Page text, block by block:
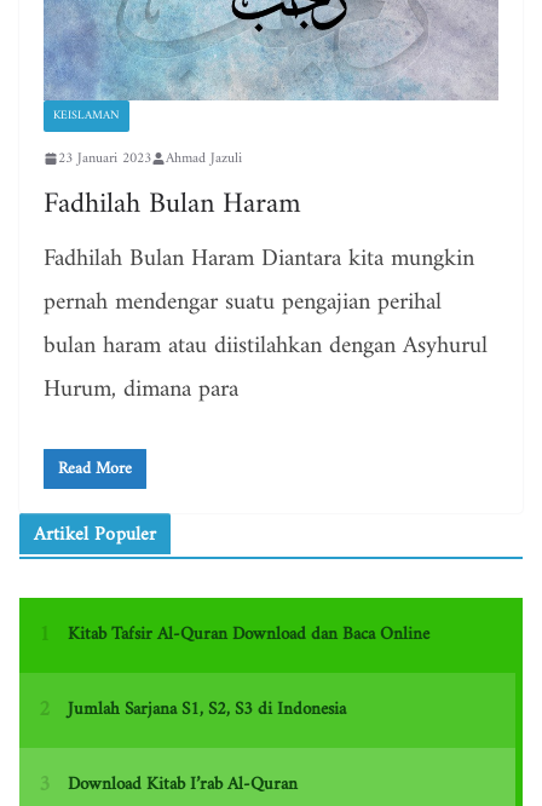
KEISLAMAN
23 Januari 2023 Ahmad Jazuli
Fadhilah Bulan Haram
Fadhilah Bulan Haram Diantara kita mungkin
pernah mendengar suatu pengajian perihal
bulan haram atau diistilahkan dengan Asyhurul
Hurum, dimana para
Read More
Artikel Populer